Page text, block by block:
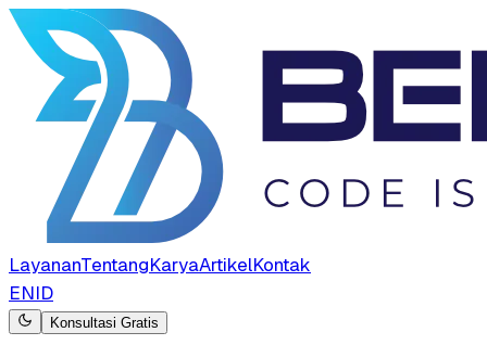
LayananTentangKaryaArtikelKontak
ENID
Konsultasi Gratis